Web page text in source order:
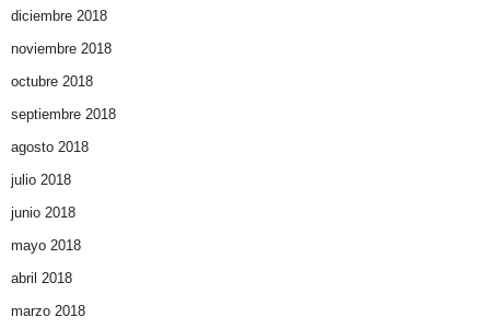
diciembre 2018
noviembre 2018
octubre 2018
septiembre 2018
agosto 2018
julio 2018
junio 2018
mayo 2018
abril 2018
marzo 2018